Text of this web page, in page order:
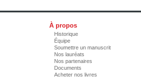
À propos
Historique
Équipe
Soumettre un manuscrit
Nos lauréats
Nos partenaires
Documents
Acheter nos livres